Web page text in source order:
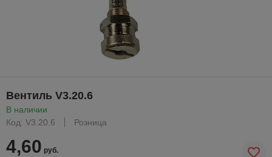
Вентиль V3.20.6
В наличии
Код: V3.20.6
Розница
4,60 руб.